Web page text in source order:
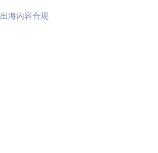
出海内容合规